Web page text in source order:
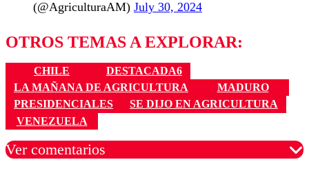
(@AgriculturaAM) July 30, 2024
OTROS TEMAS A EXPLORAR:
CHILE
DESTACADA6
LA MAÑANA DE AGRICULTURA
MADURO
PRESIDENCIALES
SE DIJO EN AGRICULTURA
VENEZUELA
Ver comentarios